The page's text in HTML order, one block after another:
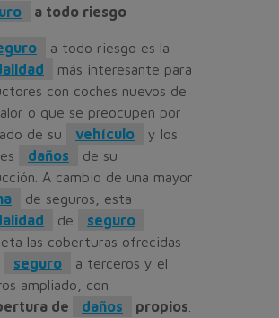
a todo riesgo
a todo riesgo es la
más interesante para
con coches nuevos de
o que se preocupen por
de su
vehículo
y los
daños
de su
A cambio de una mayor
de seguros, esta
de
seguro
las coberturas ofrecidas
seguro
a terceros y el
ampliado, con
de daños propios